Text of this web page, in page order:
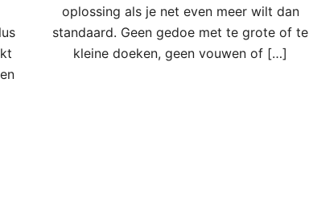
oplossing als je net even meer wilt dan
standaard. Geen gedoe met te grote of te
kleine doeken, geen vouwen of […]